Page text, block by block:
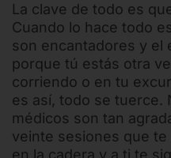
La clave de todo es
Cuando lo hace todo
son encantadores y el
porque tú estás otra
corriendo o en tu
es así, todo se tuerce.
médicos son tan
veinte sesiones que